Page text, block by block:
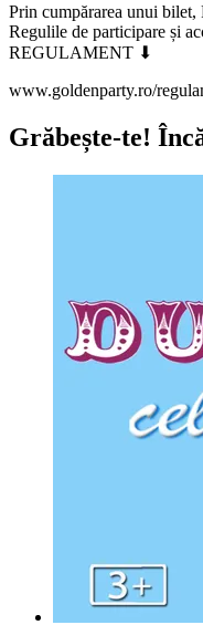
Prin cumpărarea unui bilet,
Regulile de participare și
REGULAMENT ⬇
www.goldenparty.ro/
Grăbește-te!